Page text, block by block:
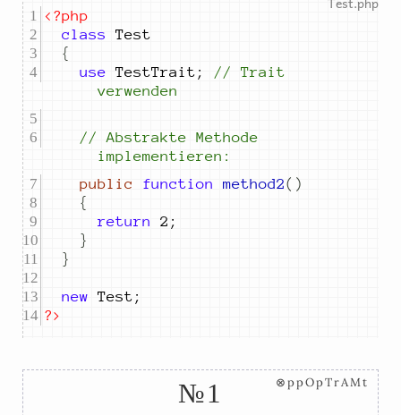
<?php
class
{
use TestTrait ; //
Trait
verwenden
// Abstrakte Methode
implementieren:
public
function method2()
{
return
2 ;
}
}
new Test ;
?>
№1 ⊗ppOpTrAMt